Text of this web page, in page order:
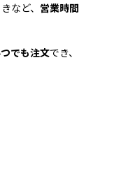
など、 営業時間
でも注文でき、